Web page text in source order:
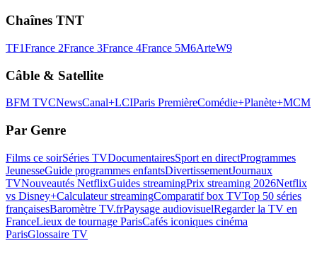
Chaînes TNT
TF1France 2France 3France 4France 5M6ArteW9
Câble & Satellite
BFM TVCNewsCanal+LCIParis PremièreComédie+Planète+MCM
Par Genre
Films ce soirSéries TVDocumentairesSport en directProgrammes
JeunesseGuide programmes enfantsDivertissementJournaux
TVNouveautés NetflixGuides streamingPrix streaming 2026Netflix
vs Disney+Calculateur streamingComparatif box TVTop 50 séries
françaisesBaromètre TV.frPaysage audiovisuelRegarder la TV en
FranceLieux de tournage ParisCafés iconiques cinéma
ParisGlossaire TV